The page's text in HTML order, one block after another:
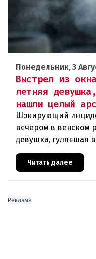
Понедельник, 3
Выстрел из
летняя
нашли целый
Шокирующий
вечером в венском
девушка, гулявшая
ранена выстрелом
Полиция задержала
Читать далее
Реклама